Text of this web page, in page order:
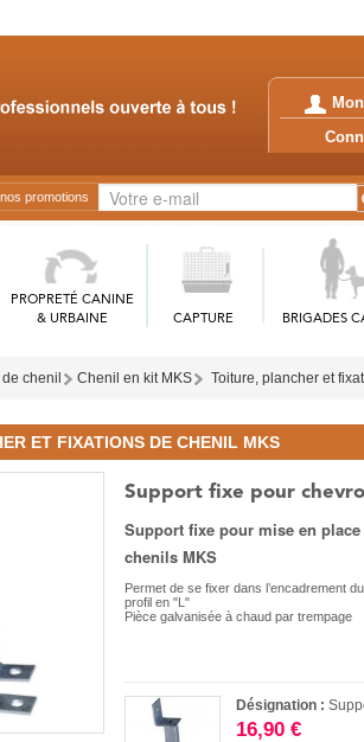
promotions
PROPRETÉ CANINE
& URBAINE
CAPTURE BRIGADES
chenil Chenil en kit MKS Toiture, plancher et
ET FIXATIONS DE CHENIL MKS
Support fixe pour
Support fixe pour mise en
chenils MKS
Permet de se fixer dans l’encadrement
profil en "L"
Pièce galvanisée à chaud par trempage
Désignation :
16,90 €